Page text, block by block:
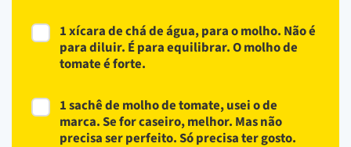
1 xícara de chá de água, para o molho. Não é
para diluir. É para equilibrar. O molho de
tomate é forte.
1 sachê de molho de tomate, usei o de
marca. Se for caseiro, melhor. Mas não
precisa ser perfeito. Só precisa ter gosto.